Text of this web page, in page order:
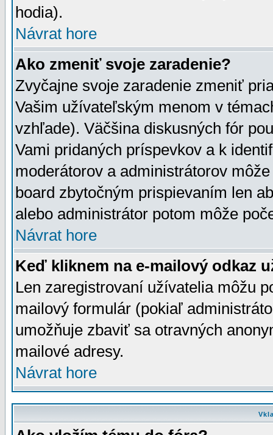
hodia).
Návrat hore
Ako zmeniť svoje zaradenie?
Zvyčajne svoje zaradenie zmeniť
Vašim užívateľským menom v
vzhľade). Väčšina diskusných fór
Vami pridaných príspevkov a k
moderátorov a administrátorov
board zbytočným prispievaním len
alebo administrátor potom môže
Návrat hore
Keď kliknem na e-mailový odkaz
Len zaregistrovaní užívatelia môžu
mailový formulár (pokiaľ
umožňuje zbaviť sa otravných
mailové adresy.
Návrat hore